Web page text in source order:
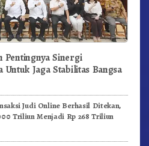
Pentingnya Sinergi
Untuk Jaga Stabilitas Bangsa
Judi Online Berhasil Ditekan,
Triliun Menjadi Rp 268 Triliun